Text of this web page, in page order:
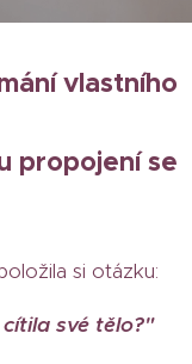
vlastního
propojení se
si otázku:
své tělo?"